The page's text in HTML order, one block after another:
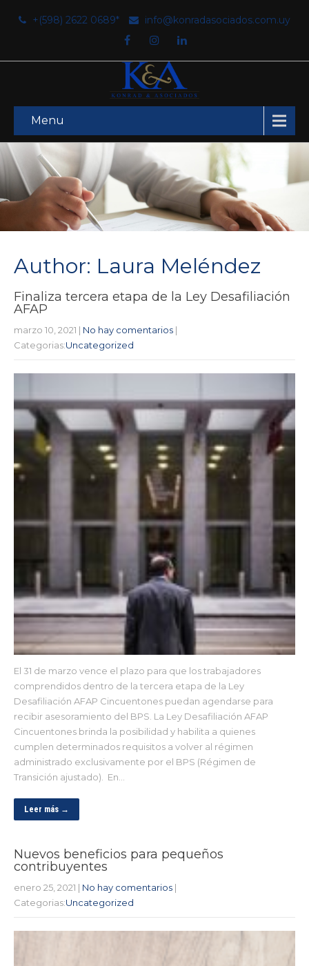
+(598) 2622 0689* info@konradasociados.com.uy
Menu
Author: Laura Meléndez
Finaliza tercera etapa de la Ley Desafiliación
AFAP
marzo 10, 2021 | No hay comentarios |
Categorias:Uncategorized
El 31 de marzo vence el plazo para que los trabajadores
comprendidos dentro de la tercera etapa de la Ley
Desafiliación AFAP Cincuentones puedan agendarse para
recibir asesoramiento del BPS. La Ley Desafiliación AFAP
Cincuentones brinda la posibilidad y habilita a quienes
cumplen determinados requisitos a volver al régimen
administrado exclusivamente por el BPS (Régimen de
Transición ajustado). En…
Leer más →
Nuevos beneficios para pequeños
contribuyentes
enero 25, 2021 | No hay comentarios |
Categorias:Uncategorized